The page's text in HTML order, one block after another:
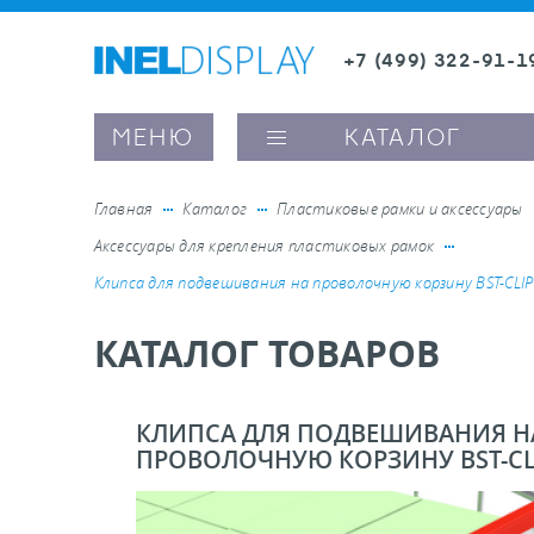
+7 (499) 322-91-
Заказать звонок
МЕНЮ КАТАЛОГ
ценникодержатели
полочного пространства
вывесок и шелфтокеры
оборудование, комплектующие
Главная Каталог
Пластиковые рамки и аксессуары
Аксессуары для крепления пластиковых рамок
Клипса для подвешивания на проволочную корзину BST-CLIP
КАТАЛОГ ТОВАРОВ
КЛИПСА ДЛЯ ПОДВЕШИВАНИЯ
ПРОВОЛОЧНУЮ КОРЗИНУ BST-